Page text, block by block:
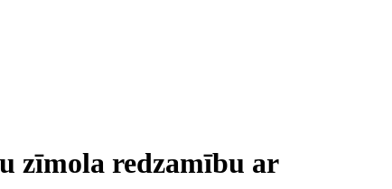
zīmola redzamību ar